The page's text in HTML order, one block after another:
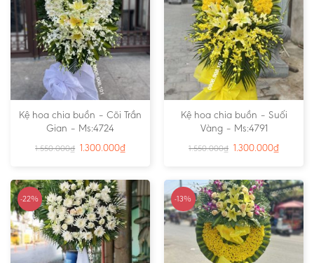
Kệ hoa chia buồn – Cõi Trần
Gian – Ms:4724
1.550.000₫ 1.300.000₫
Kệ hoa chia buồn – Suối
Vàng – Ms:4791
1.550.000₫ 1.300.000₫
-22% -13%